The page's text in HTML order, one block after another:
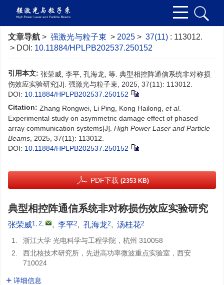
文章导航 > 强激光与粒子束 > 2025 > 37(11) : 113012.
> DOI: 10.11884/HPLPB202537.250152
引用本文: 张荣威, 李平, 孔海龙, 等. 典型相控阵通信系统非对称损
伤效应实验研究[J]. 强激光与粒子束, 2025, 37(11): 113012.
DOI: 10.11884/HPLPB202537.250152
Citation: Zhang Rongwei, Li Ping, Kong Hailong, et al.
Experimental study on asymmetric damage effect of phased
array communication systems[J]. High Power Laser and Particle
Beams , 2025, 37(11): 113012.
DOI: 10.11884/HPLPB202537.250152
PDF下载 (2353 KB)
典型相控阵通信系统非对称损伤效应实验研究
张荣威1, 2, , 李平2, 孔海龙2, 汤桂花2
1.
浙江大学 光电科学与工程学院，杭州 310058
2.
西北核技术研究所，先进高功率微波重点实验室，西安
710024
详细信息